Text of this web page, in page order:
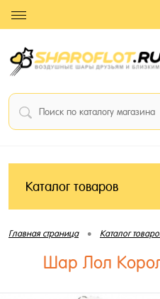
Каталог товаров
Главная страница • Каталог
Шар Лол